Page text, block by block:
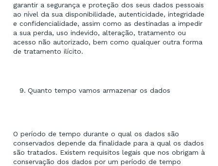
garantir a segurança e proteção dos seus dados pessoais
ao nível da sua disponibilidade, autenticidade, integridade
e confidencialidade, assim como as destinadas a impedir
a sua perda, uso indevido, alteração, tratamento ou
acesso não autorizado, bem como qualquer outra forma
de tratamento ilícito.
Quanto tempo vamos armazenar os dados
O período de tempo durante o qual os dados são
conservados depende da finalidade para a qual os dados
são tratados. Existem requisitos legais que nos obrigam à
conservação dos dados por um período de tempo